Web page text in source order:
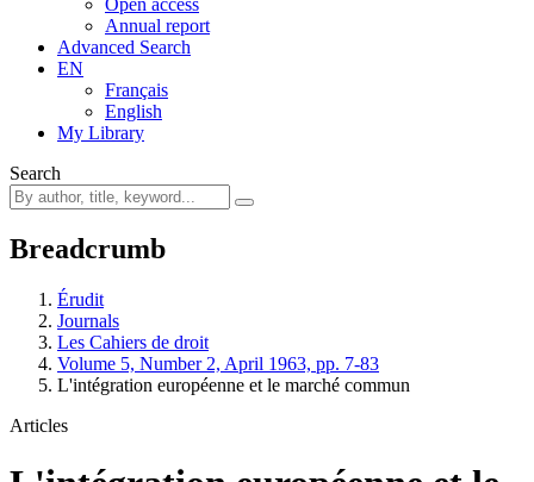
Annual report
Advanced Search
EN
Français
English
My Library
Search
Breadcrumb
Érudit
Journals
Les Cahiers de droit
Volume 5, Number 2, April 1963, pp. 7-83
L'intégration européenne et le marché commun
Articles